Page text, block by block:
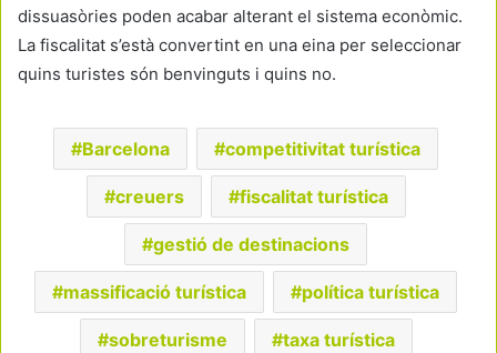
dissuasòries poden acabar alterant el sistema econòmic.
La fiscalitat s’està convertint en una eina per seleccionar
quins turistes són benvinguts i quins no.
Barcelona competitivitat turística
creuers fiscalitat turística
gestió de destinacions
massificació turística política turística
sobreturisme taxa turística